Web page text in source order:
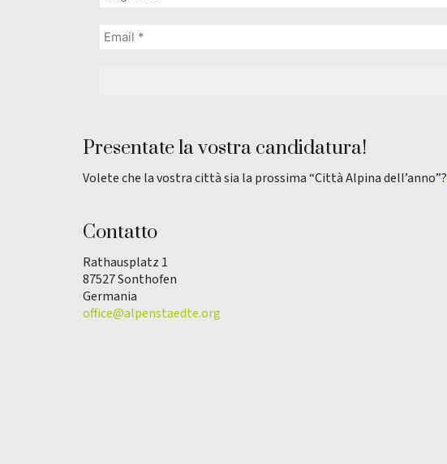
Presentate la vostra candidatura!
Volete che la vostra città sia la prossima “Città Alpina dell’anno”?
Contatto
Rathausplatz 1
87527 Sonthofen
Germania
office@alpenstaedte.org